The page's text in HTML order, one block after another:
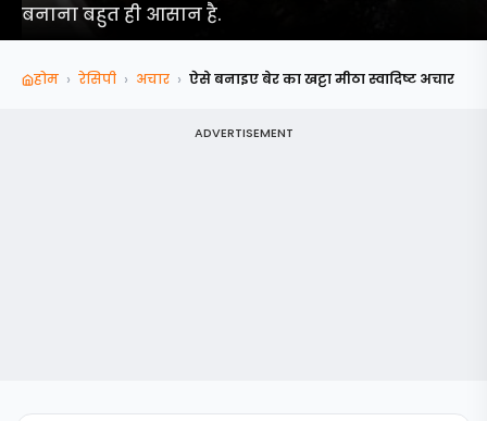
बनाना बहुत ही आसान है.
होम › रेसिपी › अचार › ऐसे बनाइए बेर का खट्टा मीठा स्वादिष्ट अचार
ADVERTISEMENT